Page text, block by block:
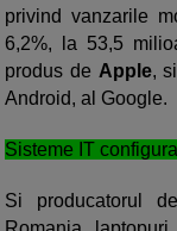
privind vanzarile
6,2%, la 53,5
produs de Apple,
Android, al Google.
Sisteme IT
Si producatorul